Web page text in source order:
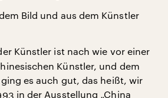
Bild und aus dem Künstler
Künstler ist nach wie vor einer
Künstler, und dem
es auch gut, das heißt, wir
in der Ausstellung „China